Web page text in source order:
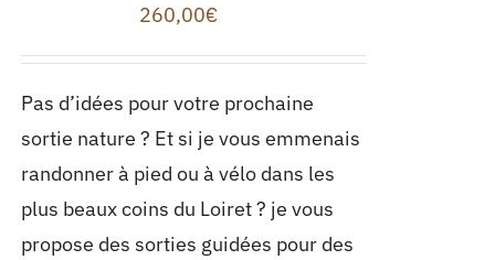
260,00€
Pas d’idées pour votre prochaine
sortie nature ? Et si je vous emmenais
randonner à pied ou à vélo dans les
plus beaux coins du Loiret ? je vous
propose des sorties guidées pour des